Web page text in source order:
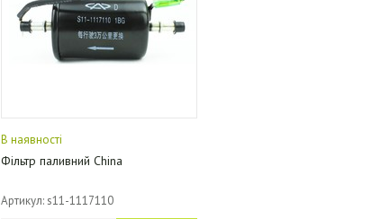
В наявності
Фільтр паливний China
Артикул: s11-1117110